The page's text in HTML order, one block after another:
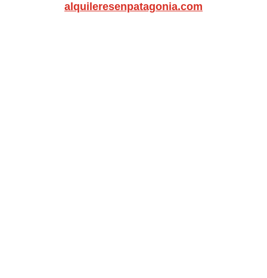
alquileresenpatagonia.com